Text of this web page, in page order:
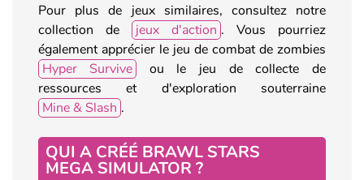
Pour plus de jeux similaires, consultez notre
collection de
jeux d'action . Vous pourriez
également apprécier le jeu de combat de zombies
Hyper Survive
ou le jeu de collecte de
ressources et d'exploration souterraine
Mine & Slash .
QUI A CRÉÉ BRAWL STARS
MEGA SIMULATOR ?